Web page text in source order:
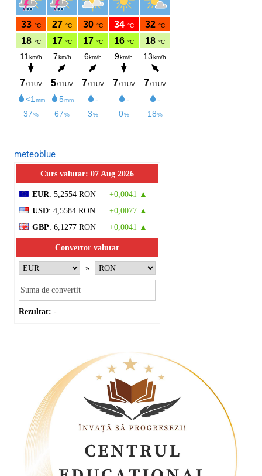
meteoblue
Curs valutar: 07 Aug 2026
EUR: 5,2554 RON
+0,0041 ▲
USD: 4,5584 RON
+0,0077 ▲
GBP: 6,1277 RON +0,0041 ▲
Convertor valutar
»
Rezultat: -